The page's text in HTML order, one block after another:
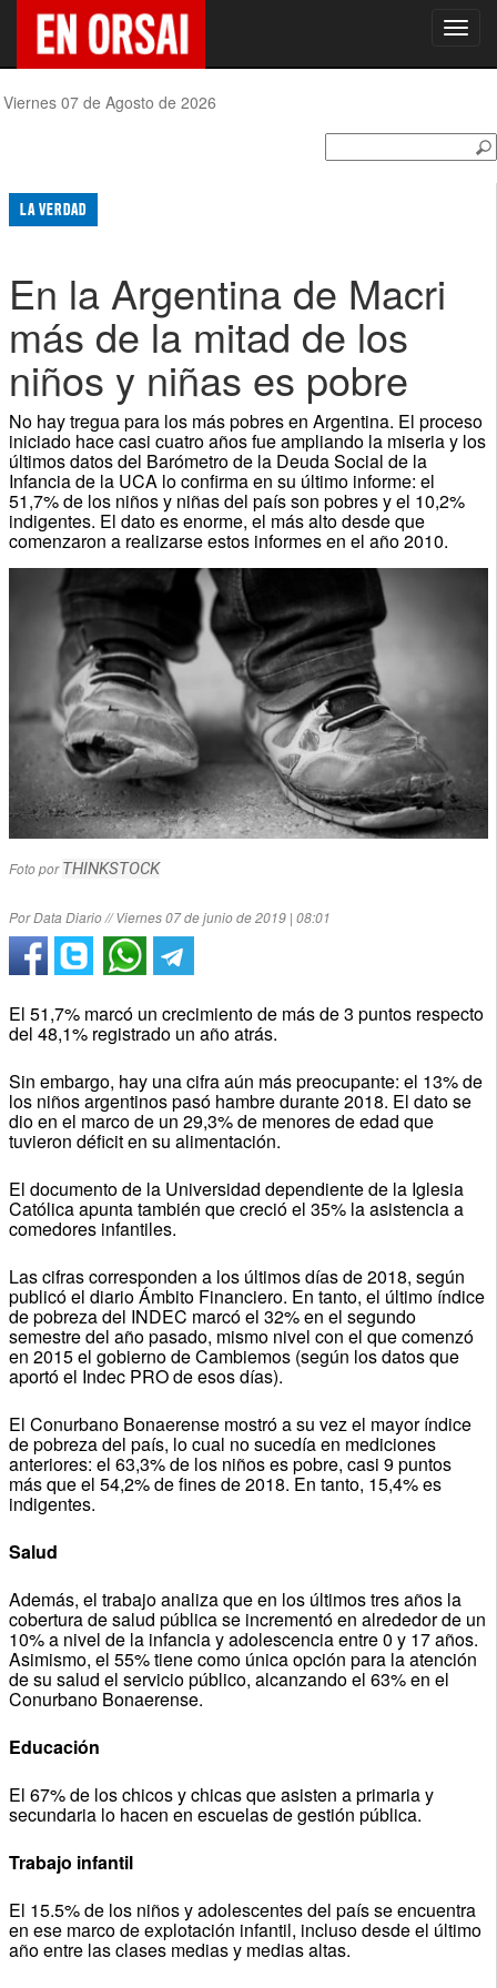
Viernes 07 de Agosto de 2026
LA VERDAD
En la Argentina de Macri
más de la mitad de los
niños y niñas es pobre
No hay tregua para los más pobres en Argentina. El proceso
iniciado hace casi cuatro años fue ampliando la miseria y los
últimos datos del Barómetro de la Deuda Social de la
Infancia de la UCA lo confirma en su último informe: el
51,7% de los niños y niñas del país son pobres y el 10,2%
indigentes. El dato es enorme, el más alto desde que
comenzaron a realizarse estos informes en el año 2010.
Foto porTHINKSTOCK
Por Data Diario // Viernes 07 de junio de 2019 | 08:01
El 51,7% marcó un crecimiento de más de 3 puntos respecto
del 48,1% registrado un año atrás.
Sin embargo, hay una cifra aún más preocupante: el 13% de
los niños argentinos pasó hambre durante 2018. El dato se
dio en el marco de un 29,3% de menores de edad que
tuvieron déficit en su alimentación.
El documento de la Universidad dependiente de la Iglesia
Católica apunta también que creció el 35% la asistencia a
comedores infantiles.
Las cifras corresponden a los últimos días de 2018, según
publicó el diario Ámbito Financiero. En tanto, el último índice
de pobreza del INDEC marcó el 32% en el segundo
semestre del año pasado, mismo nivel con el que comenzó
en 2015 el gobierno de Cambiemos (según los datos que
aportó el Indec PRO de esos días).
El Conurbano Bonaerense mostró a su vez el mayor índice
de pobreza del país, lo cual no sucedía en mediciones
anteriores: el 63,3% de los niños es pobre, casi 9 puntos
más que el 54,2% de fines de 2018. En tanto, 15,4% es
indigentes.
Salud
Además, el trabajo analiza que en los últimos tres años la
cobertura de salud pública se incrementó en alrededor de un
10% a nivel de la infancia y adolescencia entre 0 y 17 años.
Asimismo, el 55% tiene como única opción para la atención
de su salud el servicio público, alcanzando el 63% en el
Conurbano Bonaerense.
Educación
El 67% de los chicos y chicas que asisten a primaria y
secundaria lo hacen en escuelas de gestión pública.
Trabajo infantil
El 15.5% de los niños y adolescentes del país se encuentra
en ese marco de explotación infantil, incluso desde el último
año entre las clases medias y medias altas.